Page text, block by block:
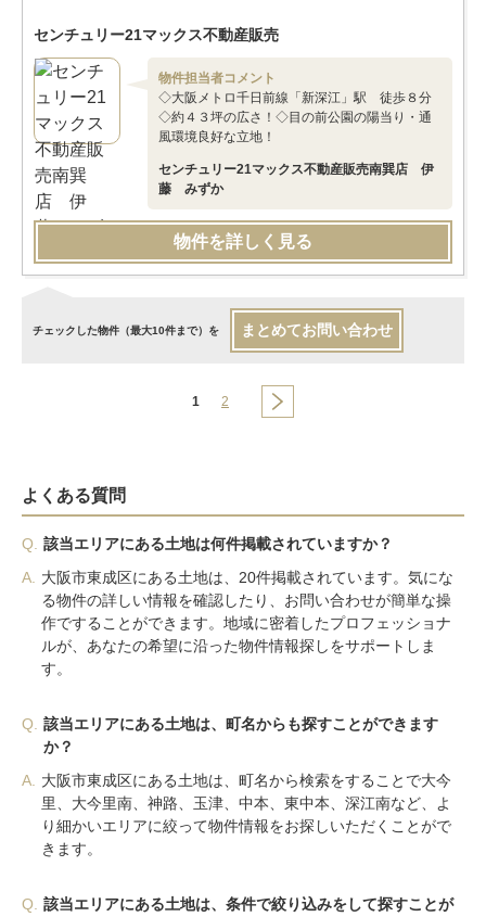
センチュリー21マックス不動産販売
物件担当者コメント
◇大阪メトロ千日前線「新深江」駅 徒歩８分
◇約４３坪の広さ！◇目の前公園の陽当り・通
風環境良好な立地！
センチュリー21マックス不動産販売南巽店 伊
藤 みずか
物件を詳しく見る
チェックした物件（最大10件まで）を まとめてお問い合わせ
1 2
よくある質問
Q.
該当エリアにある土地は何件掲載されていますか？
A.
大阪市東成区にある土地は、20件掲載されています。気にな
る物件の詳しい情報を確認したり、お問い合わせが簡単な操
作ですることができます。地域に密着したプロフェッショナ
ルが、あなたの希望に沿った物件情報探しをサポートしま
す。
Q.
該当エリアにある土地は、町名からも探すことができます
か？
A.
大阪市東成区にある土地は、町名から検索をすることで大今
里、大今里南、神路、玉津、中本、東中本、深江南など、よ
り細かいエリアに絞って物件情報をお探しいただくことがで
きます。
Q.
該当エリアにある土地は、条件で絞り込みをして探すことが